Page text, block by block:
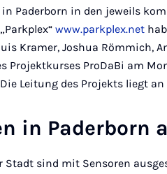
Paderborn in den jeweils
www.parkplex.net
Kramer, Joshua Römmich,
Projektkurses ProDaBi am
Leitung des Projekts liegt
in Paderborn
Stadt sind mit Sensoren